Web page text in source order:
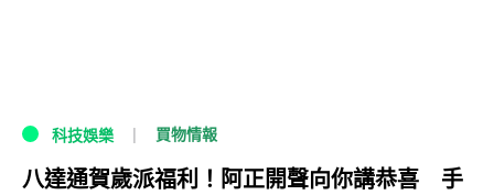
科技娛樂 買物情報
八達通賀歲派福利！阿正開聲向你講恭喜 手